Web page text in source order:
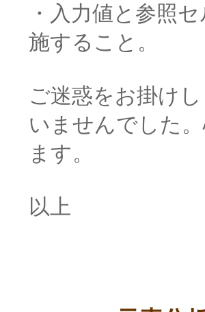
・入力値と参照
施すること。
ご迷惑をお掛け
いませんでした
ます。
以上